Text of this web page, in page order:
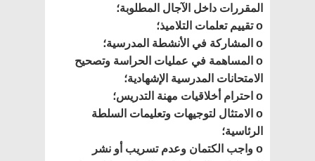
المقررات داخل الآجال المطلوبة؛
o تقييم تعلمات التلاميذ؛
o المشاركة في الأنشطة المدرسية؛
o المساهمة في عمليات الحراسة وتصحيح
الامتحانات المدرسية الإشهادية؛
o احترام أخلاقيات مهنة التدريس؛
o الامتثال لتوجيهات وتعليمات السلطة
الرئاسية؛
o واجب الكتمان وعدم تسريب أو نشر